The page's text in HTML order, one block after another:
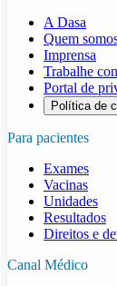
A Dasa
Quem
Imprensa
Trabalhe
Portal de
Política de
Para pacientes
Exames
Vacinas
Unidades
Resultados
Direitos e
Canal Médico